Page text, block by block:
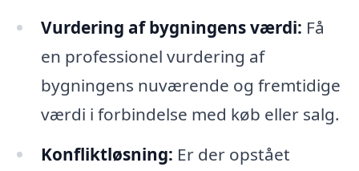
Vurdering af bygningens værdi: Få
en professionel vurdering af
bygningens nuværende og fremtidige
værdi i forbindelse med køb eller salg.
Konfliktløsning: Er der opstået